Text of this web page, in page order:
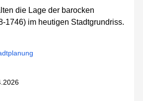
die Lage der barocken
1746) im heutigen Stadtgrundriss.